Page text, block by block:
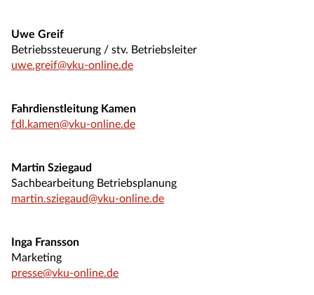
Uwe Greif
Betriebssteuerung / stv. Betriebsleiter
uwe.greif@vku-online.de
Fahrdienstleitung Kamen
fdl.kamen@vku-online.de
Martin Sziegaud
Sachbearbeitung Betriebsplanung
martin.sziegaud@vku-online.de
Inga Fransson
Marketing
presse@vku-online.de